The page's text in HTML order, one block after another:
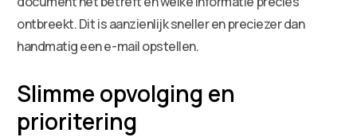
ontbreekt. Dit is aanzienlijk sneller en preciezer dan
handmatig een e-mail opstellen.
Slimme opvolging en
prioritering